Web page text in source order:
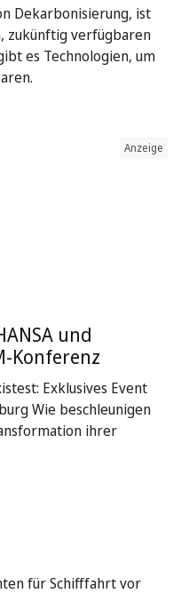
Dekarbonisierung, ist
zukünftig verfügbaren
es Technologien, um
Anzeige
und
Konferenz
Exklusives Event
Wie beschleunigen
ihrer
für Schifffahrt vor